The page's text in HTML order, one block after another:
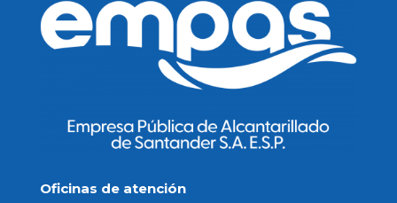
Oficinas de atención